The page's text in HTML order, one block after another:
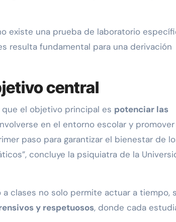
existe una prueba de laboratorio
resulta fundamental para una derivación
central
el objetivo principal es potenciar las
en el entorno escolar y
paso para garantizar el bienestar de
concluye la psiquiatra de la
a clases no solo permite actuar a tiempo,
y respetuosos, donde cada